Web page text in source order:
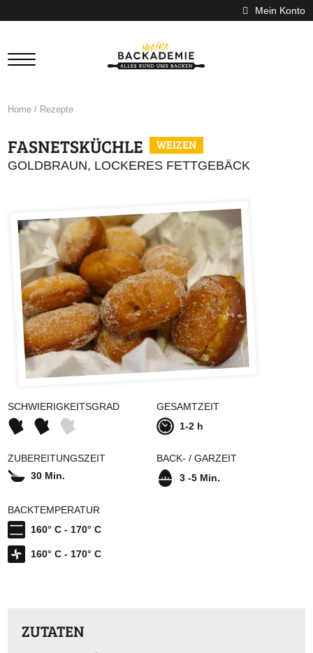
Mein Konto
Home / Rezepte
FASNETSKÜCHLE WEIZEN
GOLDBRAUN, LOCKERES FETTGEBÄCK
SCHWIERIGKEITSGRAD
GESAMTZEIT
1-2 h
ZUBEREITUNGSZEIT
30 Min.
BACK- / GARZEIT
3 -5 Min.
BACKTEMPERATUR
160° C - 170° C
160° C - 170° C
ZUTATEN